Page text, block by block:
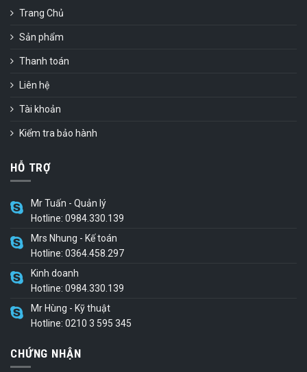
Trang Chủ
Sản phẩm
Thanh toán
Liên hệ
Tài khoản
Kiểm tra bảo hành
HỖ TRỢ
Mr Tuấn - Quản lý
Hotline: 0984.330.139
Mrs Nhung - Kế toán
Hotline: 0364.458.297
Kinh doanh
Hotline: 0984.330.139
Mr Hùng - Kỹ thuật
Hotline: 0210 3 595 345
CHỨNG NHẬN